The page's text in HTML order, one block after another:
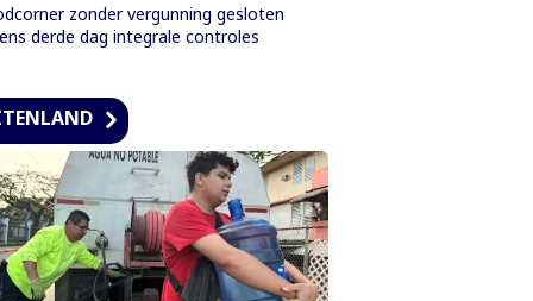
zonder vergunning gesloten
derde dag integrale controles